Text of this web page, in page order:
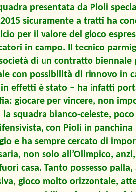
presentata da Pioli
sicuramente a tratti ha
per il valore del gioco
in campo. Il tecnico
di un contratto
con possibilità di rinnovo in
effetti è stato – ha infatti
giocare per vincere, non
squadra bianco-celeste,
con Pioli in panchina
e ha sempre cercato di
non solo all’Olimpico,
casa. Tanto possesso
gioco molto orizzontale,